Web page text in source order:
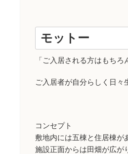
モットー
「ご入居される方はもち
ご入居者が自分らしく日
コンセプト
敷地内には五棟と住居棟が
施設正面からは田畑が広が